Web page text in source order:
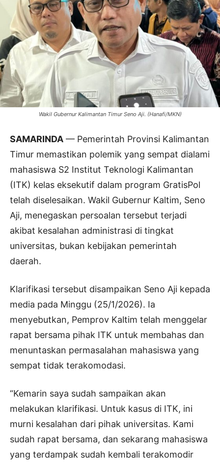
Wakil Gubernur Kalimantan Timur Seno Aji. (Hanafi/MKN)
SAMARINDA — Pemerintah Provinsi Kalimantan
Timur memastikan polemik yang sempat dialami
mahasiswa S2 Institut Teknologi Kalimantan
(ITK) kelas eksekutif dalam program GratisPol
telah diselesaikan. Wakil Gubernur Kaltim, Seno
Aji, menegaskan persoalan tersebut terjadi
akibat kesalahan administrasi di tingkat
universitas, bukan kebijakan pemerintah
daerah.
Klarifikasi tersebut disampaikan Seno Aji kepada
media pada Minggu (25/1/2026). Ia
menyebutkan, Pemprov Kaltim telah menggelar
rapat bersama pihak ITK untuk membahas dan
menuntaskan permasalahan mahasiswa yang
sempat tidak terakomodasi.
“Kemarin saya sudah sampaikan akan
melakukan klarifikasi. Untuk kasus di ITK, ini
murni kesalahan dari pihak universitas. Kami
sudah rapat bersama, dan sekarang mahasiswa
yang terdampak sudah kembali terakomodir